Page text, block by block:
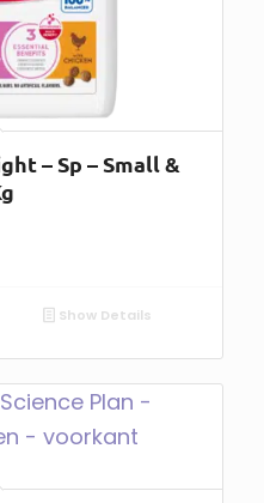
– Sp – Small &
Show Details